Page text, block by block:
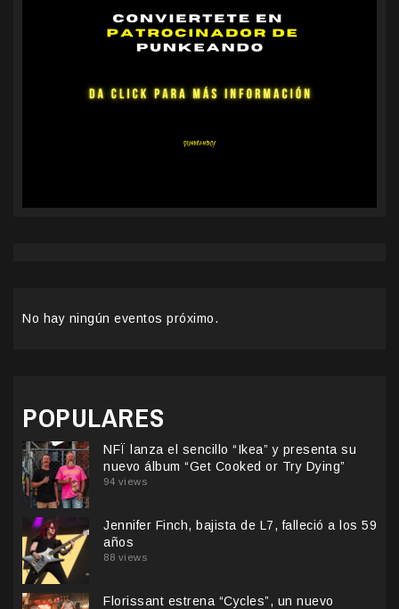
No hay ningún eventos próximo.
POPULARES
NFÏ lanza el sencillo “Ikea” y presenta su
nuevo álbum “Get Cooked or Try Dying”
94 views
Jennifer Finch, bajista de L7, falleció a los 59
años
88 views
Florissant estrena “Cycles”, un nuevo